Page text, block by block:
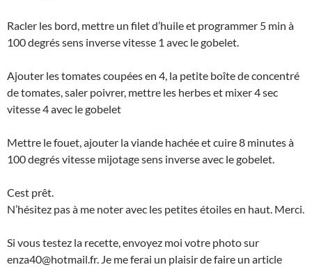
Racler les bord, mettre un filet d’huile et programmer 5 min à
100 degrés sens inverse vitesse 1 avec le gobelet.
Ajouter les tomates coupées en 4, la petite boîte de concentré
de tomates, saler poivrer, mettre les herbes et mixer 4 sec
vitesse 4 avec le gobelet
Mettre le fouet, ajouter la viande hachée et cuire 8 minutes à
100 degrés vitesse mijotage sens inverse avec le gobelet.
Cest prêt.
N’hésitez pas à me noter avec les petites étoiles en haut. Merci.
Si vous testez la recette, envoyez moi votre photo sur
enza40@hotmail.fr. Je me ferai un plaisir de faire un article